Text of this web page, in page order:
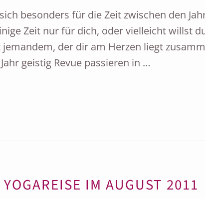
besonders für die Zeit zwischen den
Zeit nur für dich, oder vielleicht willst
der dir am Herzen liegt
geistig Revue passieren in …
IM AUGUST 2011